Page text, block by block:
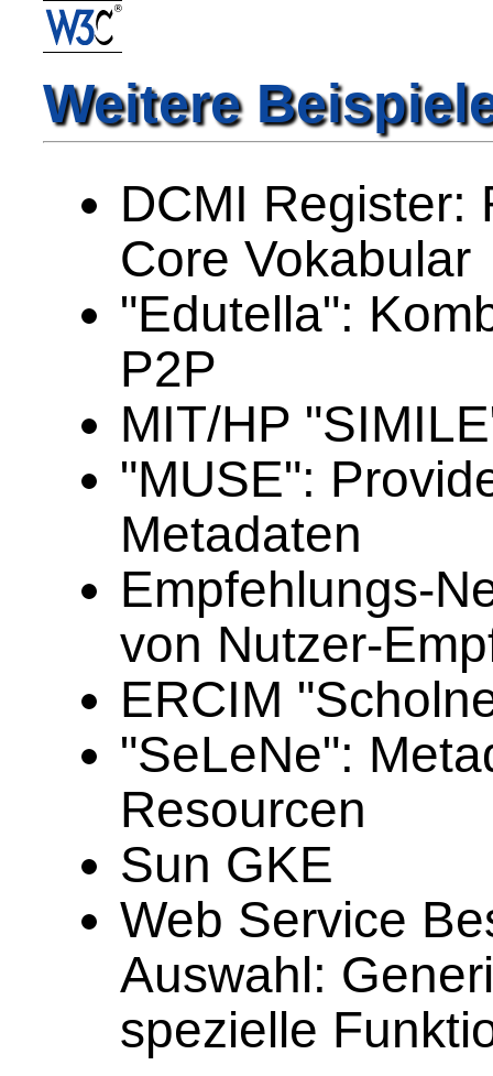
Weitere
DCMI Register:
Core Vokabular
"Edutella":
P2P
MIT/HP
"MUSE":
Metadaten
Empfehlungs-
von Nutzer-
ERCIM
"SeLeNe":
Resourcen
Sun GKE
Web Service
Auswahl:
spezielle